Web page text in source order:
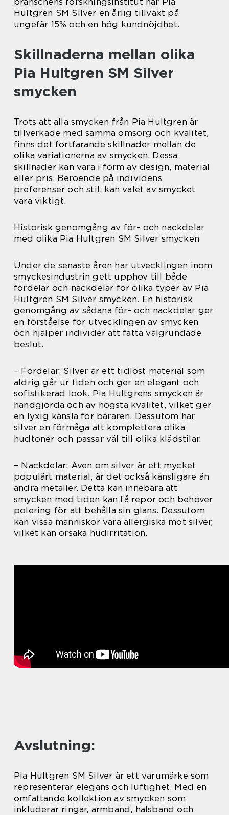
Hultgren SM Silver en årlig tillväxt på
ungefär 15% och en hög kundnöjdhet.
Skillnaderna mellan olika
Pia Hultgren SM Silver
smycken
Trots att alla smycken från Pia Hultgren är
tillverkade med samma omsorg och kvalitet,
finns det fortfarande skillnader mellan de
olika variationerna av smycken. Dessa
skillnader kan vara i form av design, material
eller pris. Beroende på individens
preferenser och stil, kan valet av smycket
vara viktigt.
Historisk genomgång av för- och nackdelar
med olika Pia Hultgren SM Silver smycken
Under de senaste åren har utvecklingen inom
smyckesindustrin gett upphov till både
fördelar och nackdelar för olika typer av Pia
Hultgren SM Silver smycken. En historisk
genomgång av sådana för- och nackdelar ger
en förståelse för utvecklingen av smycken
och hjälper individer att fatta välgrundade
beslut.
– Fördelar: Silver är ett tidlöst material som
aldrig går ur tiden och ger en elegant och
sofistikerad look. Pia Hultgrens smycken är
handgjorda och av högsta kvalitet, vilket ger
en lyxig känsla för bäraren. Dessutom har
silver en förmåga att komplettera olika
hudtoner och passar väl till olika klädstilar.
– Nackdelar: Även om silver är ett mycket
populärt material, är det också känsligare än
andra metaller. Detta kan innebära att
smycken med tiden kan få repor och behöver
polering för att behålla sin glans. Dessutom
kan vissa människor vara allergiska mot silver,
vilket kan orsaka hudirritation.
Avslutning:
Pia Hultgren SM Silver är ett varumärke som
representerar elegans och luftighet. Med en
omfattande kollektion av smycken som
inkluderar ringar, armband, halsband och